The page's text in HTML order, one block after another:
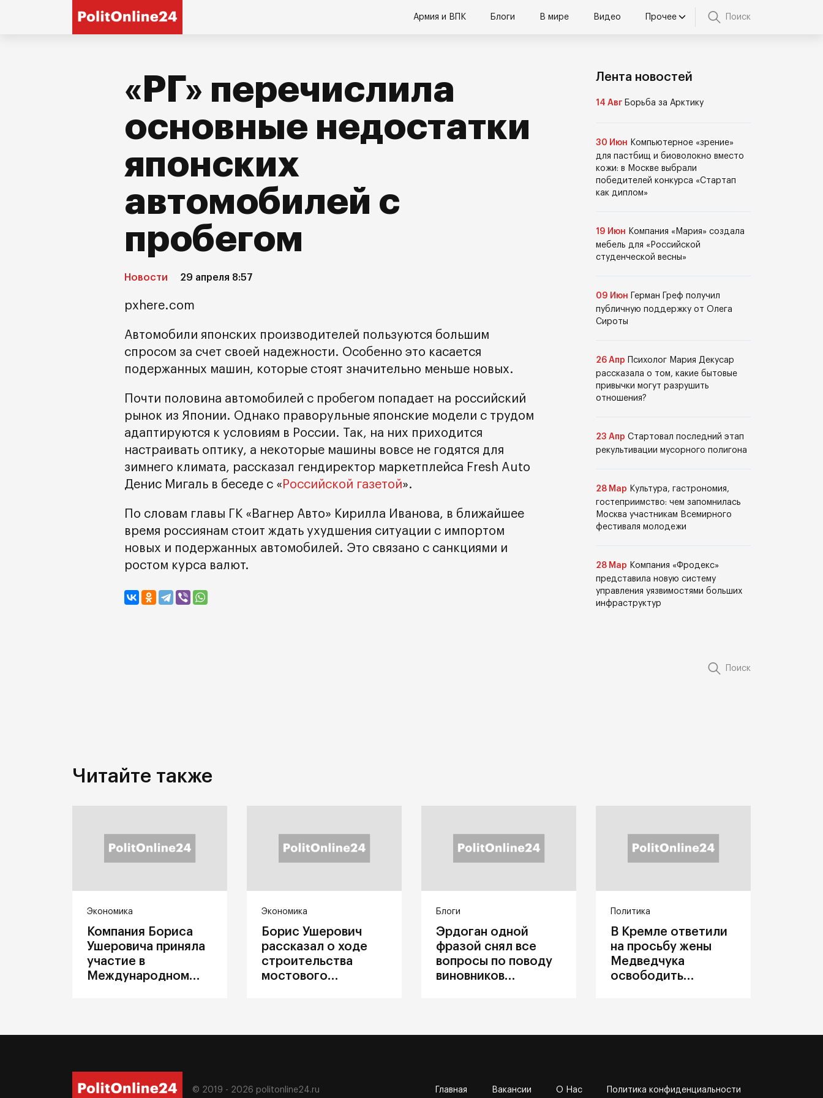
Армия и ВПК Блоги В мире Видео Прочее Поиск
«РГ» перечислила
основные недостатки
японских
автомобилей с
пробегом
Новости 29 апреля 8:57
pxhere.com
Автомобили японских производителей пользуются большим
спросом за счет своей надежности. Особенно это касается
подержанных машин, которые стоят значительно меньше новых.
Почти половина автомобилей с пробегом попадает на российский
рынок из Японии. Однако праворульные японские модели с трудом
адаптируются к условиям в России. Так, на них приходится
настраивать оптику, а некоторые машины вовсе не годятся для
зимнего климата, рассказал гендиректор маркетплейса Fresh Auto
Денис Мигаль в беседе с « Российской газетой».
По словам главы ГК «Вагнер Авто» Кирилла Иванова, в ближайшее
время россиянам стоит ждать ухудшения ситуации с импортом
новых и подержанных автомобилей. Это связано с санкциями и
ростом курса валют.
Лента новостей
14 Авг Борьба за Арктику
30 Июн Компьютерное «зрение»
для пастбищ и биоволокно вместо
кожи: в Москве выбрали
победителей конкурса «Стартап
как диплом»
19 Июн Компания «Мария» создала
мебель для «Российской
студенческой весны»
09 Июн
Герман Греф получил
публичную поддержку от Олега
Сироты
26 Апр
Психолог Мария Декусар
рассказала о том, какие бытовые
привычки могут разрушить
отношения?
23 Апр Стартовал последний этап
рекультивации мусорного полигона
28 Мар Культура, гастрономия,
гостеприимство: чем запомнилась
Москва участникам Всемирного
фестиваля молодежи
28 Мар Компания «Фродекс»
представила новую систему
управления уязвимостями больших
инфраструктур
Поиск
Читайте также
Экономика
Компания Бориса
Ушеровича приняла
участие в
Международном
Экономика
Борис Ушерович
рассказал о ходе
строительства
мостового
Блоги
Эрдоган одной
фразой снял все
вопросы по поводу
виновников
Политика
В Кремле ответили
на просьбу жены
Медведчука
освободить
© 2019 - 2026 politonline24.ru Главная Вакансии О Нас Политика конфиденциальности